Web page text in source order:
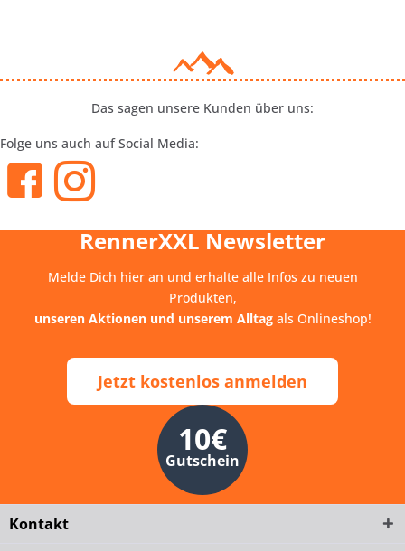
Das sagen unsere Kunden über uns:
Folge uns auch auf Social Media:
RennerXXL Newsletter
Melde Dich hier an und erhalte alle Infos zu neuen
Produkten,
unseren Aktionen und unserem Alltagals Onlineshop!
Jetzt kostenlos anmelden
10€
Gutschein
Kontakt